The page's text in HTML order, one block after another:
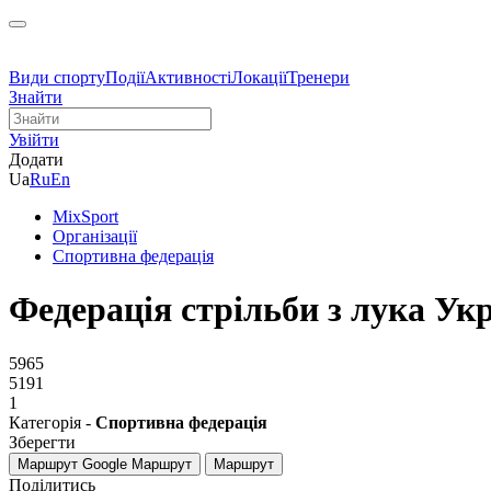
Види спортуПодіїАктивностіЛокаціїТренери
Знайти
Увійти
Додати
UaRuEn
MixSport
Організації
Спортивна федерація
Федерація стрільби з лука
5965
5191
1
Категорія - Спортивна федерація
Зберегти
Маршрут Google Маршрут Маршрут
Поділитись